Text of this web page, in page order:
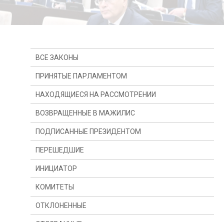
ВСЕ ЗАКОНЫ
ПРИНЯТЫЕ ПАРЛАМЕНТОМ
НАХОДЯЩИЕСЯ НА РАССМОТРЕНИИ
ВОЗВРАЩЕННЫЕ В МАЖИЛИС
ПОДПИСАННЫЕ ПРЕЗИДЕНТОМ
ПЕРЕШЕДШИЕ
С ПРОШЛОГО ГОДА
С ПРОШЛОЙ СЕССИИ
ИНИЦИАТОР
ПРЕЗИДЕНТ
ДЕПУТАТ(Ы)
КОМИТЕТЫ
КОМИТЕТ ПО КОНСТИТУЦИОННОМУ
ЗАКОНОДАТЕЛЬСТВУ, СУДЕБНОЙ СИСТЕМЕ И
ОТКЛОНЕННЫЕ